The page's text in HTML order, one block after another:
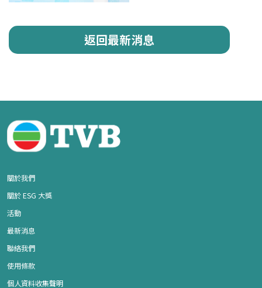
返回最新消息
關於我們
關於 ESG 大獎
活動
最新消息
聯絡我們
使用條款
個人資料收集聲明